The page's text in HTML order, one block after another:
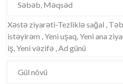
Səbəb, Məqsəd
Xəstə ziyarəti-Tezliklə sağal ,
istəyirəm , Yeni uşaq, Yeni ana
iş, Yeni vəzifə , Ad günü
Gül növü